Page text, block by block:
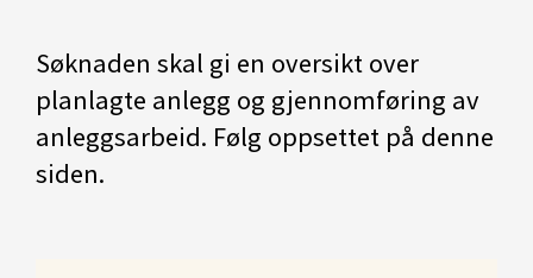
Søknaden skal gi en oversikt over
planlagte anlegg og gjennomføring av
anleggsarbeid. Følg oppsettet på denne
siden.